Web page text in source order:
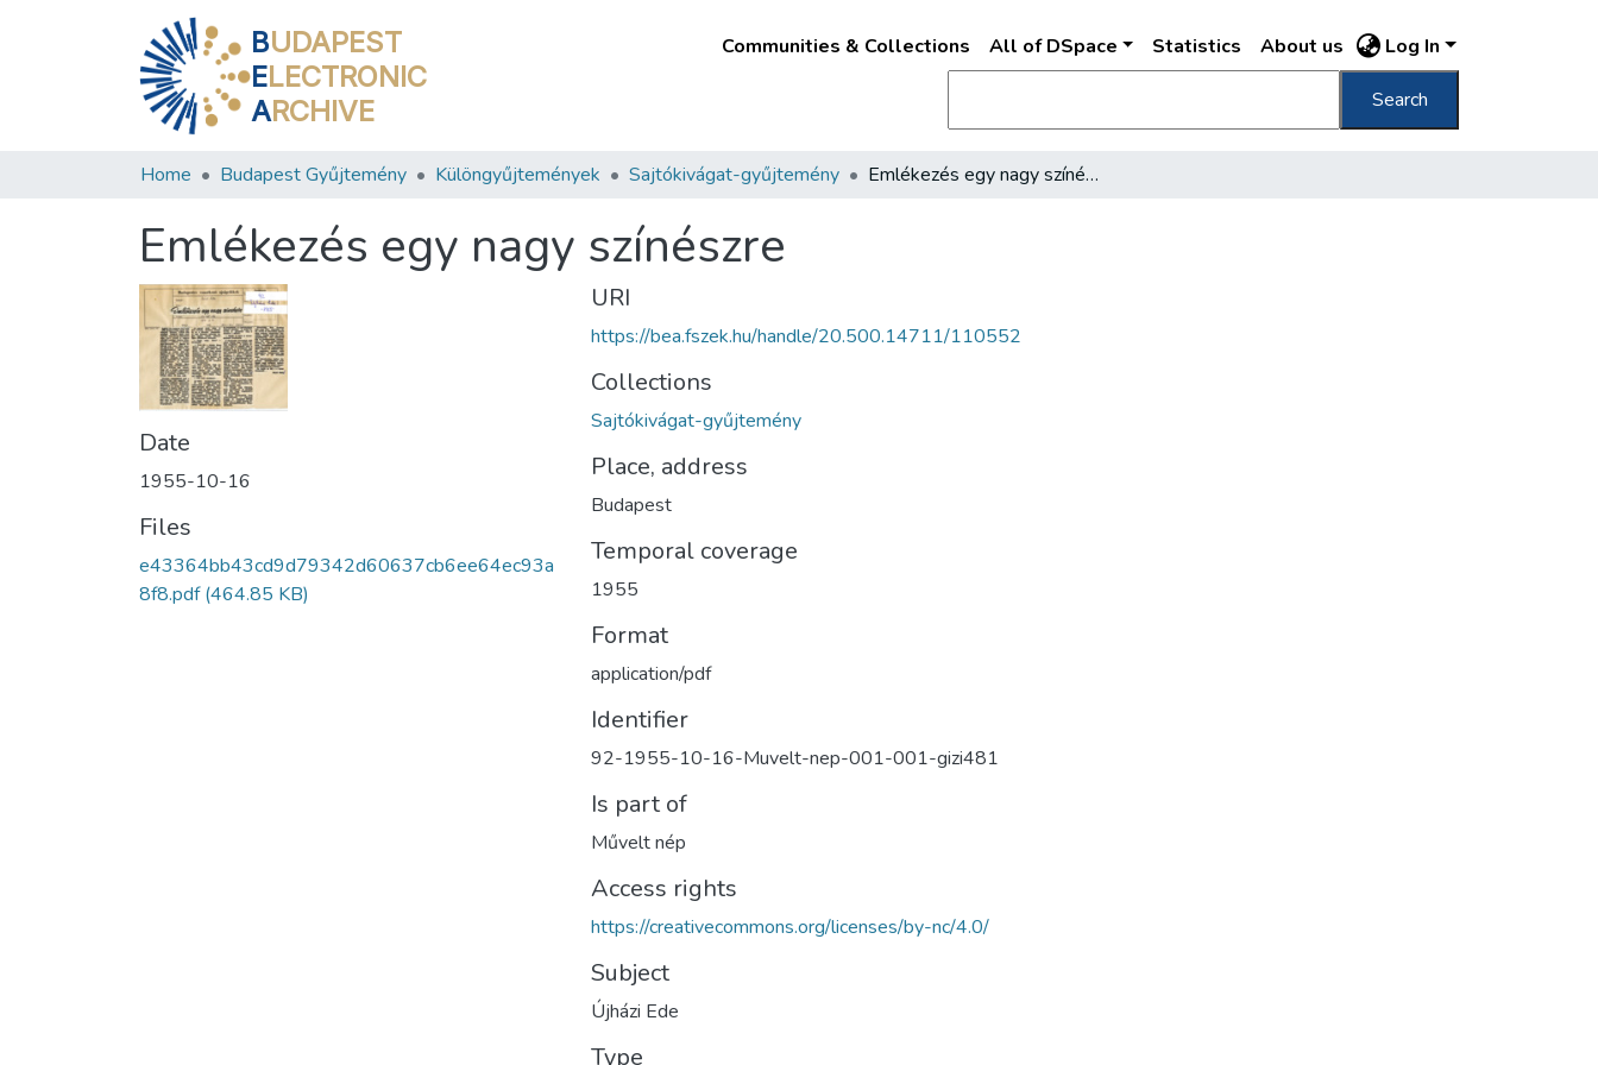
BUDAPEST
ELECTRONIC
ARCHIVE
Communities & Collections All of DSpace Statistics About us Log In
Search
Home Budapest Gyűjtemény Különgyűjtemények Sajtókivágat-gyűjtemény Emlékezés egy nagy színészre
Emlékezés egy nagy színészre
Date
1955-10-16
Files
e43364bb43cd9d79342d60637cb6ee64ec93a
8f8.pdf(464.85 KB)
URI
https://bea.fszek.hu/handle/20.500.14711/110552
Collections
Sajtókivágat-gyűjtemény
Place, address
Budapest
Temporal coverage
1955
Format
application/pdf
Identifier
92-1955-10-16-Muvelt-nep-001-001-gizi481
Is part of
Művelt nép
Access rights
https://creativecommons.org/licenses/by-nc/4.0/
Subject
Újházi Ede
Type